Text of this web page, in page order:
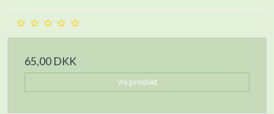
65,00 DKK
Vis produkt